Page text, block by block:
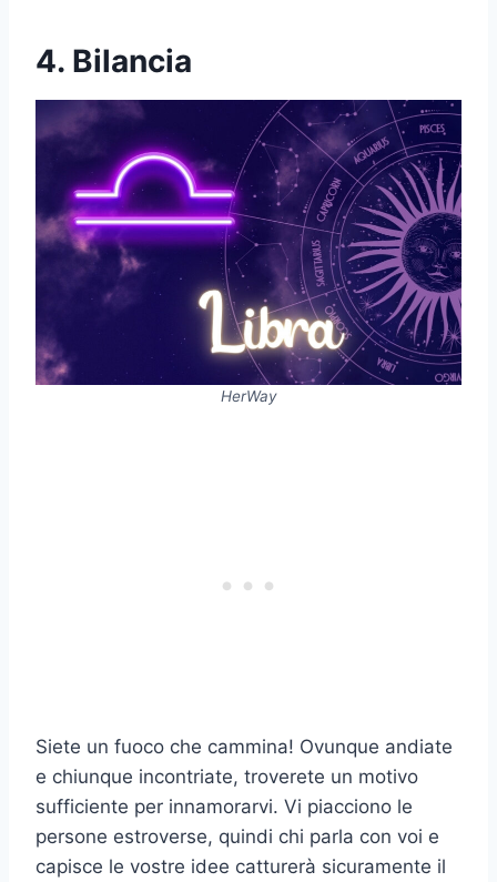
4. Bilancia
HerWay
Siete un fuoco che cammina! Ovunque andiate
e chiunque incontriate, troverete un motivo
sufficiente per innamorarvi. Vi piacciono le
persone estroverse, quindi chi parla con voi e
capisce le vostre idee catturerà sicuramente il